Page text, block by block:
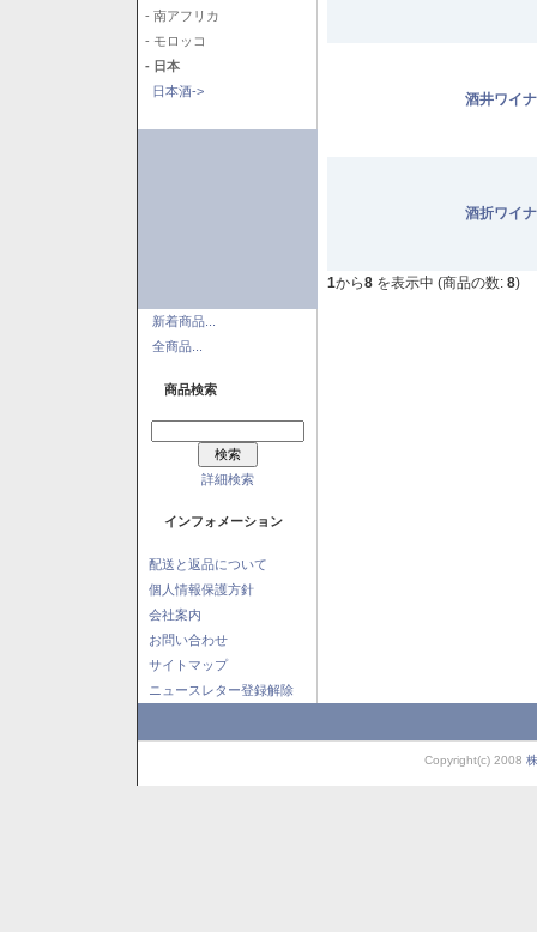
- 南アフリカ
- モロッコ
- 日本
日本酒->
新着商品...
全商品...
商品検索
詳細検索
インフォメーション
配送と返品について
個人情報保護方針
会社案内
お問い合わせ
サイトマップ
ニュースレター登録解除
酒井ワイ
酒折ワイ
1から8 を表示中 (商品の数: 8)
Copyright(c) 2008